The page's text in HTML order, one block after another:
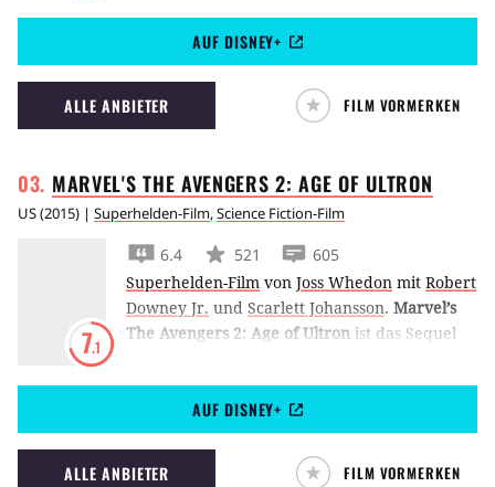
seinen ehemaligen Kriegskameraden Bucky
Barnes als Superschurken aus dem
kryogenischen Tiefschlaf erwachen.
AUF DISNEY+
ALLE ANBIETER FILM VORMERKEN
MARVEL'S THE AVENGERS 2: AGE OF ULTRON
US(2015) | Superhelden-Film,Science Fiction-Film
7.1
6.4 521
605
Superhelden-Film von Joss Whedon mit Robert
Downey Jr. und Scarlett Johansson. Marvel’s
The Avengers 2: Age of Ultron ist das Sequel
Avengers, der Iron Man, Captain America,
Thor, Hawkeye sowie Black Widow und den
Hulk in einem Werk vereinte.
AUF DISNEY+
ALLE ANBIETER FILM VORMERKEN